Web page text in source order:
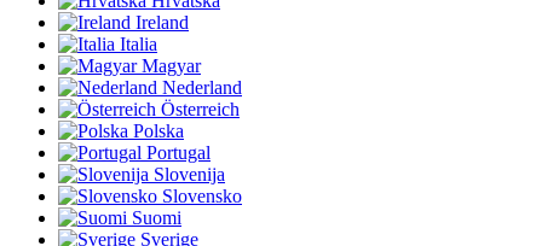
Ireland
Italia
Magyar
Nederland
Österreich
Polska
Portugal
Slovenija
Slovensko
Suomi
Sverige